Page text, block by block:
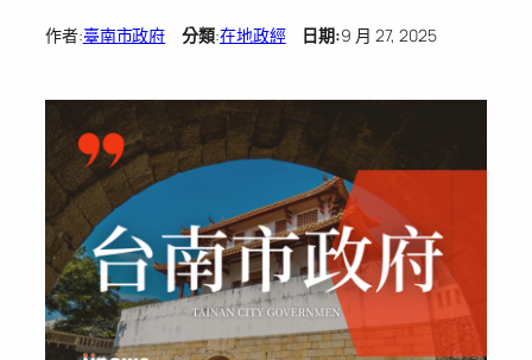
作者:臺南市政府 分類:在地政經日期:9 月 27, 2025